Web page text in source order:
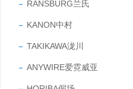
RANSBURG兰氏
KANON中村
TAKIKAWA泷川
ANYWIRE爱霓威亚